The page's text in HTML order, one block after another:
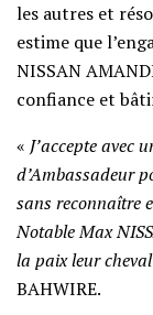
les autres et
estime que
NISSAN
confiance et
« J’accepte avec
d’Ambassadeur
sans reconnaître
Notable Max
la paix leur
BAHWIRE.